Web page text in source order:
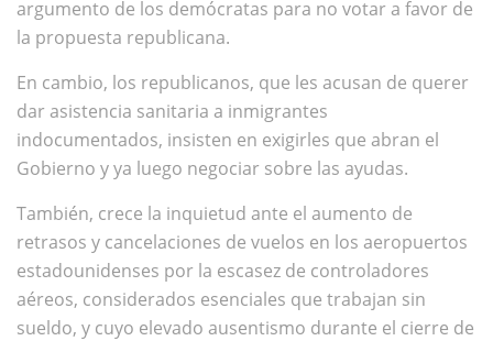
argumento de los demócratas para no votar a favor de
la propuesta republicana.
En cambio, los republicanos, que les acusan de querer
dar asistencia sanitaria a inmigrantes
indocumentados, insisten en exigirles que abran el
Gobierno y ya luego negociar sobre las ayudas.
También, crece la inquietud ante el aumento de
retrasos y cancelaciones de vuelos en los aeropuertos
estadounidenses por la escasez de controladores
aéreos, considerados esenciales que trabajan sin
sueldo, y cuyo elevado ausentismo durante el cierre de